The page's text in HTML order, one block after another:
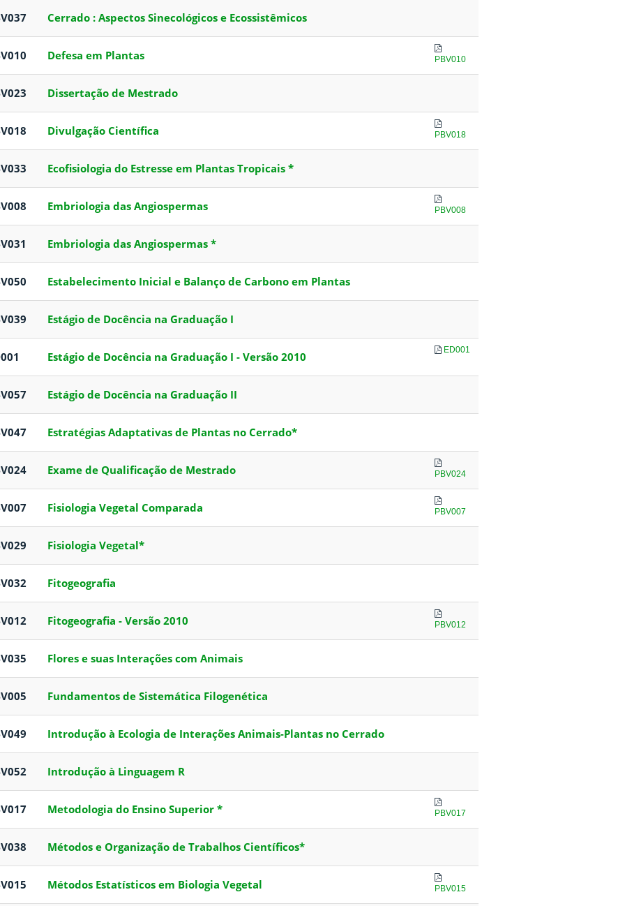
Cerrado : Aspectos Sinecológicos e Ecossistêmicos
Defesa em Plantas PBV010
Dissertação de Mestrado
Divulgação Científica PBV018
Ecofisiologia do Estresse em Plantas Tropicais *
Embriologia das Angiospermas PBV008
Embriologia das Angiospermas *
Estabelecimento Inicial e Balanço de Carbono em Plantas
Estágio de Docência na Graduação I
Estágio de Docência na Graduação I - Versão 2010
ED001
Estágio de Docência na Graduação II
Estratégias Adaptativas de Plantas no Cerrado*
Exame de Qualificação de Mestrado PBV024
Fisiologia Vegetal Comparada PBV007
Fisiologia Vegetal*
Fitogeografia
Fitogeografia - Versão 2010 PBV012
Flores e suas Interações com Animais
Fundamentos de Sistemática Filogenética
Introdução à Ecologia de Interações Animais-Plantas no Cerrado
Introdução à Linguagem R
Metodologia do Ensino Superior * PBV017
Métodos e Organização de Trabalhos Científicos*
Métodos Estatísticos em Biologia Vegetal PBV015